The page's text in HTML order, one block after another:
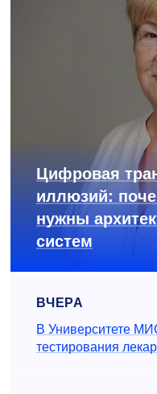
Цифровая
иллюзий:
нужны
систем
ВЧЕРА
В Университете
тестирования